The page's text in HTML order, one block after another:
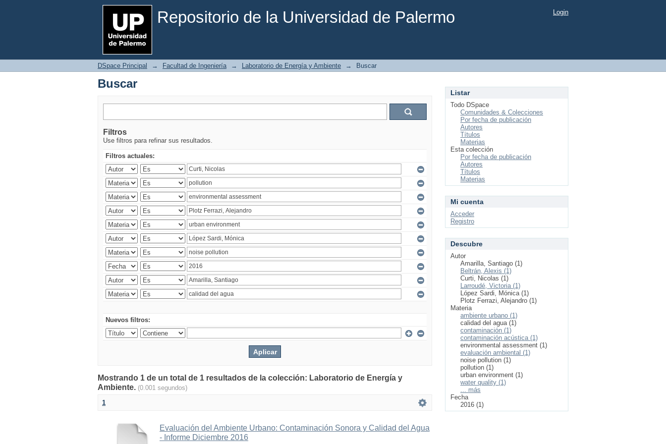
Repositorio de la Universidad de Palermo
Buscar Login
DSpace Principal → Facultad de Ingeniería → Laboratorio de Energía y Ambiente → Buscar
Buscar
Filtros
Use filtros para refinar sus resultados.
Filtros actuales:
Nuevos filtros:
Mostrando 1 de un total de 1 resultados de la colección: Laboratorio de Energía y
Ambiente. (0.001 segundos)
1
Evaluación del Ambiente Urbano: Contaminación Sonora y Calidad del Agua
- Informe Diciembre 2016
Listar
Todo DSpace
Comunidades & Colecciones
Por fecha de publicación
Autores
Títulos
Materias
Esta colección
Por fecha de publicación
Autores
Títulos
Materias
Mi cuenta
Acceder
Registro
Descubre
Autor
Amarilla, Santiago (1)
Beltrán, Alexis (1)
Curti, Nicolas (1)
Larroudé, Victoria (1)
López Sardi, Mónica (1)
Plotz Ferrazi, Alejandro (1)
Materia
ambiente urbano (1)
calidad del agua (1)
contaminación (1)
contaminación acústica (1)
environmental assessment (1)
evaluación ambiental (1)
noise pollution (1)
pollution (1)
urban environment (1)
water quality (1)
... más
Fecha
2016 (1)